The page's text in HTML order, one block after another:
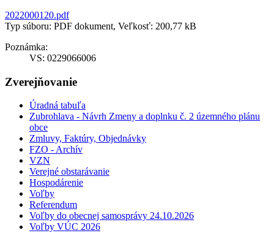
2022000120.pdf
Typ súboru: PDF dokument, Veľkosť: 200,77 kB
Poznámka:
VS: 0229066006
Zverejňovanie
Úradná tabuľa
Zubrohlava - Návrh Zmeny a doplnku č. 2 územného plánu
obce
Zmluvy, Faktúry, Objednávky
FZO - Archív
VZN
Verejné obstarávanie
Hospodárenie
Voľby
Referendum
Voľby do obecnej samosprávy 24.10.2026
Voľby VÚC 2026